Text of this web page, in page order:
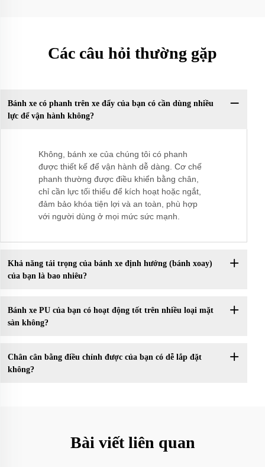
Các câu hỏi thường gặp
Bánh xe có phanh trên xe đẩy của bạn có cần dùng nhiều
lực để vận hành không?
Không, bánh xe của chúng tôi có phanh
được thiết kế để vận hành dễ dàng. Cơ chế
phanh thường được điều khiển bằng chân,
chỉ cần lực tối thiểu để kích hoạt hoặc ngắt,
đảm bảo khóa tiện lợi và an toàn, phù hợp
với người dùng ở mọi mức sức mạnh.
Khả năng tải trọng của bánh xe định hướng (bánh xoay)
của bạn là bao nhiêu?
Bánh xe PU của bạn có hoạt động tốt trên nhiều loại mặt
sàn không?
Chân cân bằng điều chỉnh được của bạn có dễ lắp đặt
không?
Bài viết liên quan